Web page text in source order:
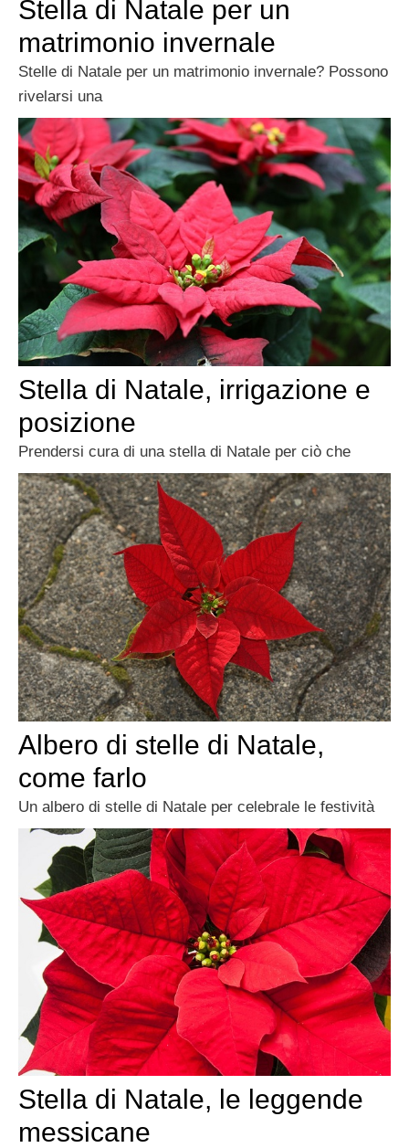
Stella di Natale per un
matrimonio invernale
Stelle di Natale per un matrimonio invernale? Possono
rivelarsi una
Stella di Natale, irrigazione e
posizione
Prendersi cura di una stella di Natale per ciò che
Albero di stelle di Natale,
come farlo
Un albero di stelle di Natale per celebrale le festività
Stella di Natale, le leggende
messicane